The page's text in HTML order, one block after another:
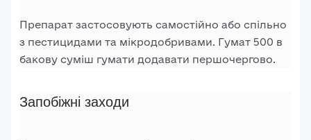
Препарат застосовують самостійно або спільно
з пестицидами та мікродобривами. Гумат 500 в
бакову суміш гумати додавати першочергово.
Запобіжні заходи